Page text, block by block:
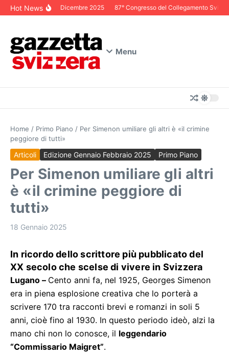
Salta al contenuto
Hot NewsEditoriale Dicembre 2025 87° Congresso del Collegamento
Menu
Home / Primo Piano / Per Simenon umiliare gli altri è «il crimine
peggiore di tutti»
Articoli Edizione Gennaio Febbraio 2025 Primo Piano
Per Simenon umiliare gli altri
è «il crimine peggiore di
tutti»
18 Gennaio 2025
In ricordo dello scrittore più pubblicato del
XX secolo che scelse di vivere in Svizzera
Lugano – Cento anni fa, nel 1925, Georges Simenon
era in piena esplosione creativa che lo porterà a
scrivere 170 tra racconti brevi e romanzi in soli 5
anni, cioè fino al 1930. In questo periodo ideò, alzi la
mano chi non lo conosce, il leggendario
“Commissario Maigret”.